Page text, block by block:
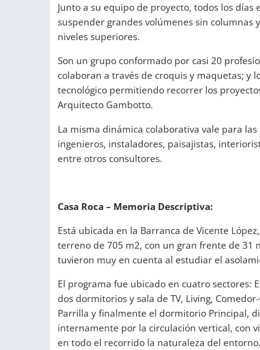
Junto a su equipo de proyecto, todos los días
suspender grandes volúmenes sin columnas
niveles superiores.
Son un grupo conformado por casi 20
colaboran a través de croquis y maquetas; y
tecnológico permitiendo recorrer los
Arquitecto Gambotto.
La misma dinámica colaborativa vale para
ingenieros, instaladores, paisajistas,
entre otros consultores.
Casa Roca – Memoria Descriptiva:
Está ubicada en la Barranca de Vicente
terreno de 705 m2, con un gran frente de 31
tuvieron muy en cuenta al estudiar el
El programa fue ubicado en cuatro sectores:
dos dormitorios y sala de TV, Living,
Parrilla y finalmente el dormitorio Principal,
internamente por la circulación vertical, con
en todo el recorrido la naturaleza del entorno.